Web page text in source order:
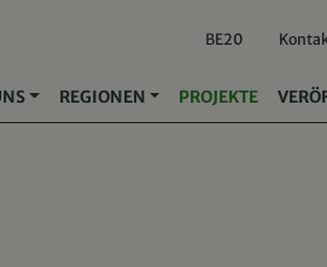
BE20
REGIONEN PROJEKTE